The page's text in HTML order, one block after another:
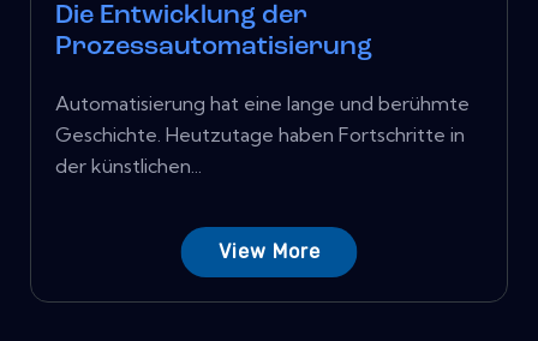
Die Entwicklung der
Prozessautomatisierung
Automatisierung hat eine lange und berühmte
Geschichte. Heutzutage haben Fortschritte in
der künstlichen...
View More